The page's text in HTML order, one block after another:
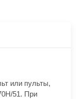
или пульты,
51. При